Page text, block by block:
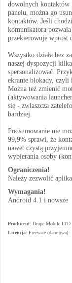
dowolnych kontaktów
panelu, można go
kontaktów. Jeśli
komunikatora
przekierowuje wprost
Wszystko działa bez
naszej dyspozycji
spersonalizować.
ekranie blokady,
Można też zmienić
(aktywowania
się - zwłaszcza
bardziej.
Podsumowanie nie
99,9% sprawi, że
nawet czystą
wybierania osoby
Ograniczenia!
Należy zezwolić
Wymagania!
Android 4.1 i nowsze
Producent: Drupe Mobile LTD
Licencja: Freeware (darmowa)